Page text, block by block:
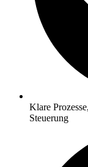
Klare
Steuerung